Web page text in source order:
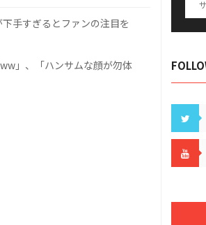
手すぎるとファンの注目を
」、「ハンサムな顔が勿体